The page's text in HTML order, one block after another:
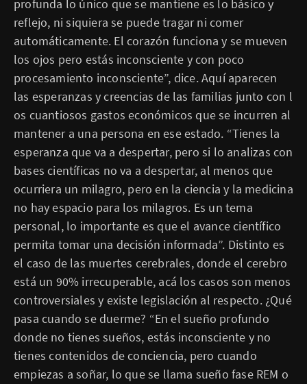
profunda lo único que se mantiene es lo básico y
reflejo, ni siquiera se puede tragar ni comer
automáticamente. El corazón funciona y se mueven
los ojos pero estás inconsciente y con poco
procesamiento inconsciente”, dice. Aquí aparecen
las esperanzas y creencias de las familias junto con l
os cuantiosos gastos económicos que se incurren al
mantener a una persona en ese estado. “Tienes la
esperanza que va a despertar, pero si lo analizas con
bases científicas no va a despertar, al menos que
ocurriera un milagro, pero en la ciencia y la medicina
no hay espacio para los milagros. Es un tema
personal, lo importante es que el avance científico
permita tomar una decisión informada”. Distinto es
el caso de las muertes cerebrales, donde el cerebro
está un 90% irrecuperable, acá los casos son menos
controversiales y existe legislación al respecto. ¿Qué
pasa cuando se duerme? “En el sueño profundo
donde no tienes sueños, estás inconsciente y no
tienes contenidos de conciencia, pero cuando
empiezas a soñar, lo que se llama sueño fase REM o